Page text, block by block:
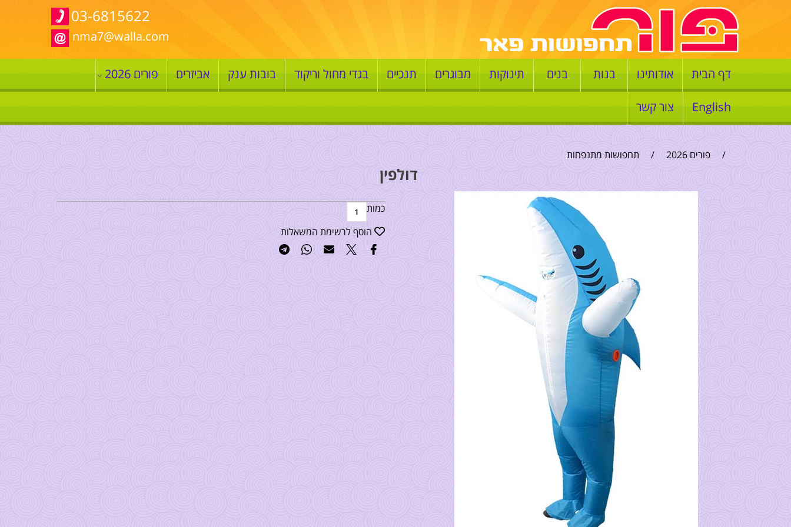
03-6815622
nma7@walla.com
דף הבית אודותינו בנות בנים תינוקות מבוגרים תנכיים בגדי מחול וריקוד בובות ענק אביזרים פורים 2026
English צור קשר
/ פורים 2026 / תחפושות מתנפחות
דולפין
כמות
הוסף לרשימת המשאלות